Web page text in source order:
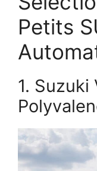
Petits
1. Suzuki